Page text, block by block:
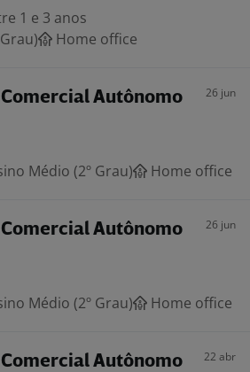
1 e 3 anos
Home office
Autônomo 26 jun
Médio (2º Grau) Home office
Autônomo 26 jun
Médio (2º Grau) Home office
Autônomo 22 abr